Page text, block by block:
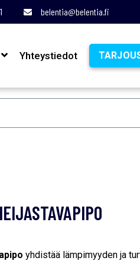
belentia@belentia.fi
Yhteystiedot
yhdistää lämpimyyden ja